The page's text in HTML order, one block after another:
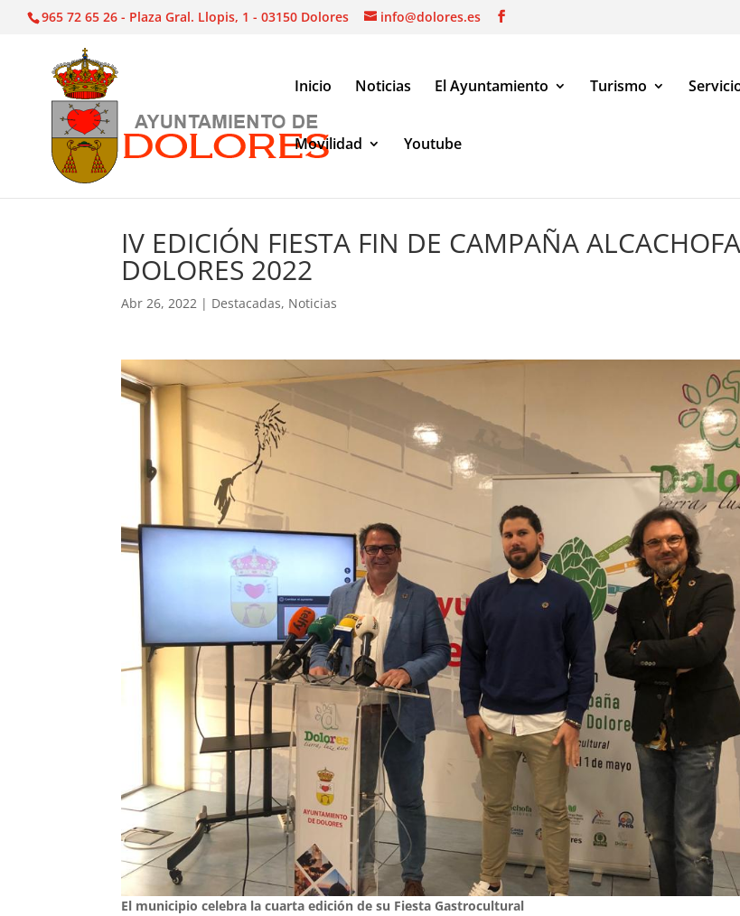
965 72 65 26 - Plaza Gral. Llopis, 1 - 03150 Dolores info@dolores.es
Inicio Noticias El Ayuntamiento Turismo
Movilidad Youtube
IV EDICIÓN FIESTA FIN DE CAMPAÑA
DOLORES 2022
Abr 26, 2022 | Destacadas, Noticias
El municipio celebra la cuarta edición de su Fiesta Gastrocultural